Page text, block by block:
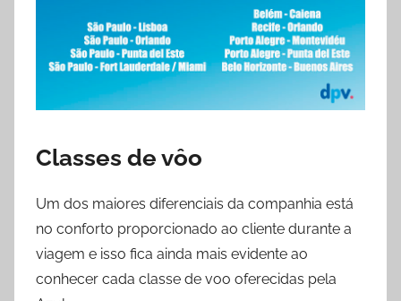
Classes de vôo
Um dos maiores diferenciais da companhia está
no conforto proporcionado ao cliente durante a
viagem e isso fica ainda mais evidente ao
conhecer cada classe de voo oferecidas pela